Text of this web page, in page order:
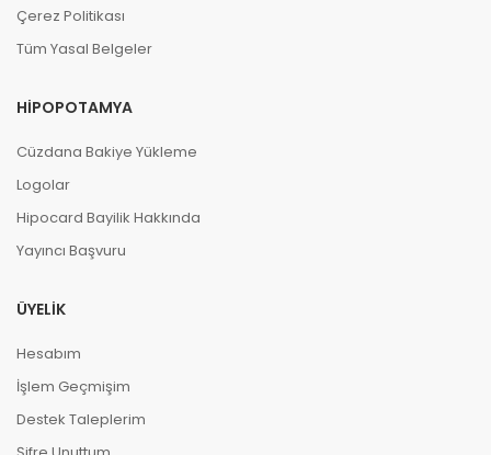
<333
F **** Y ****
N **** T ****
Çerez Politikası
Tüm Yasal Belgeler
HIPOPOTAMYA
Cüzdana Bakiye Yükleme
Logolar
Hipocard Bayilik Hakkında
Yayıncı Başvuru
ÜYELIK
Hesabım
İşlem Geçmişim
Destek Taleplerim